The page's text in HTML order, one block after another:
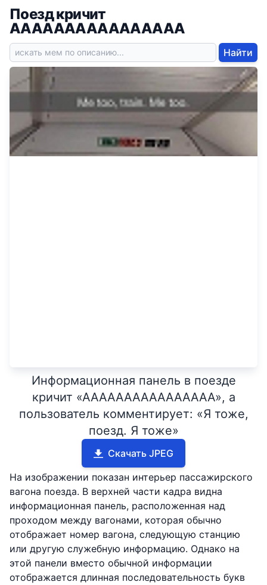
Поезд кричит
АААААААААААААААА
Найти
Информационная панель в поезде
кричит «АААААААААААААААА», а
пользователь комментирует: «Я тоже,
поезд. Я тоже»
Скачать JPEG
На изображении показан интерьер пассажирского
вагона поезда. В верхней части кадра видна
информационная панель, расположенная над
проходом между вагонами, которая обычно
отображает номер вагона, следующую станцию
или другую служебную информацию. Однако на
этой панели вместо обычной информации
отображается длинная последовательность букв